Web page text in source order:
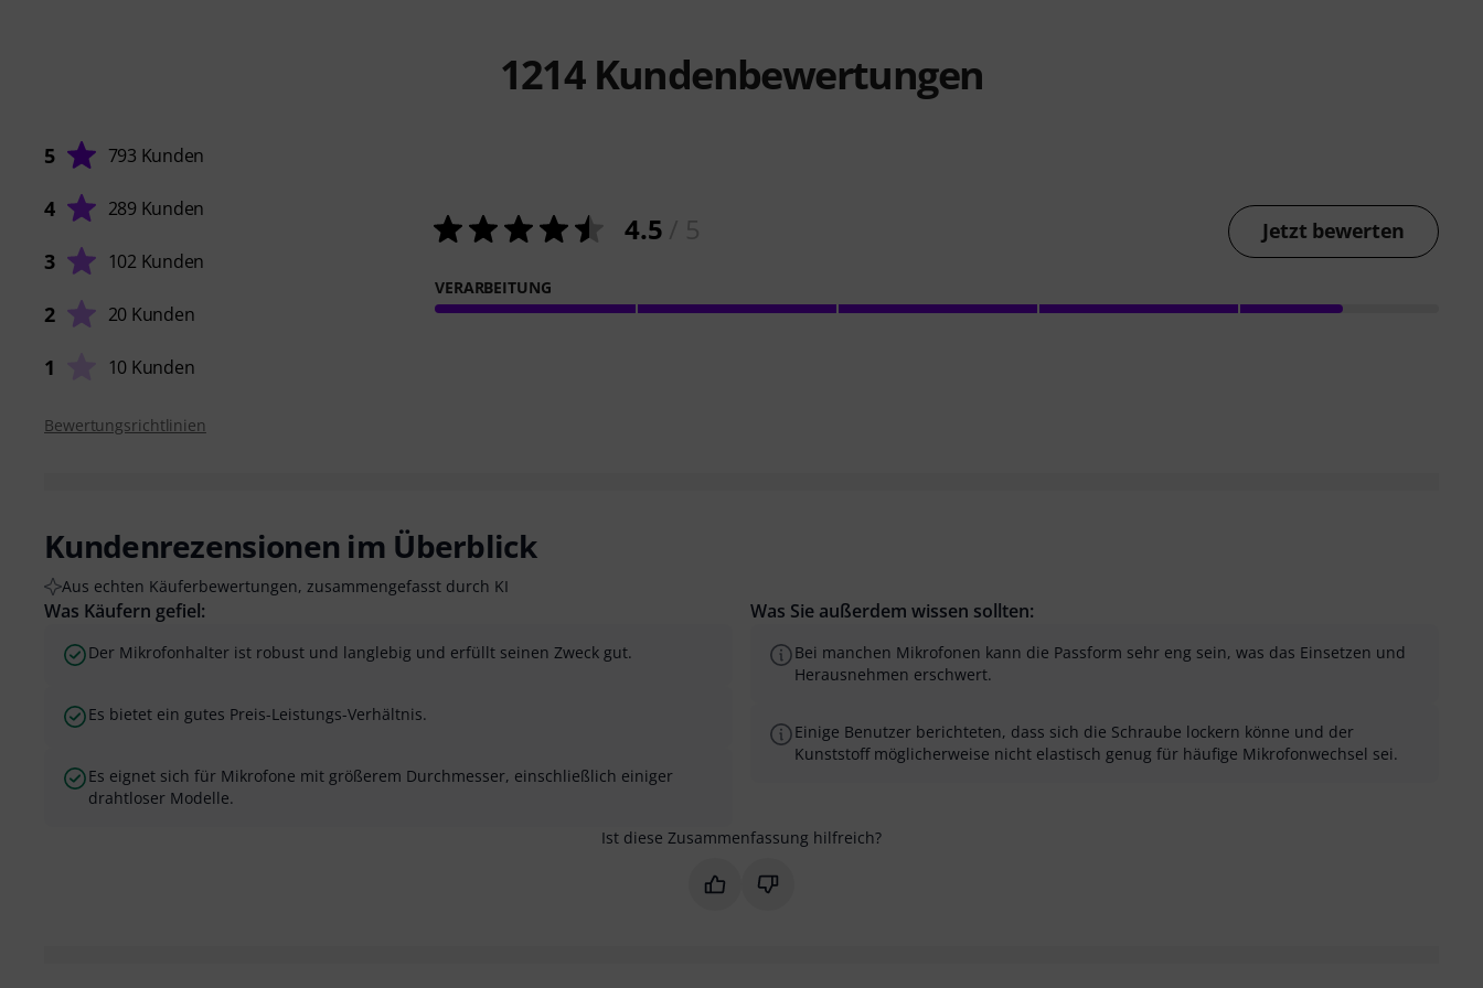
1214Kundenbewertungen
5 793 Kunden
4 289 Kunden
3 102 Kunden
2 20 Kunden
1 10 Kunden
4.5 Jetzt bewerten
VERARBEITUNG
Bewertungsrichtlinien
Kundenrezensionen im Überblick
Aus echten Käuferbewertungen, zusammengefasst durch KI
Was Käufern gefiel:
Der Mikrofonhalter ist robust und langlebig und erfüllt seinen Zweck gut.
Es bietet ein gutes Preis-Leistungs-Verhältnis.
Es eignet sich für Mikrofone mit größerem Durchmesser, einschließlich einiger
drahtloser Modelle.
Was Sie außerdem wissen sollten:
Bei manchen Mikrofonen kann die Passform sehr eng sein, was das Einsetzen und
Herausnehmen erschwert.
Einige Benutzer berichteten, dass sich die Schraube lockern könne und der
Kunststoff möglicherweise nicht elastisch genug für häufige Mikrofonwechsel sei.
Ist diese Zusammenfassung hilfreich?
Markieren Sie diese Zusammenfassung als hilfreich
Markieren Sie diese Zusammenfassung als nicht hilfreich